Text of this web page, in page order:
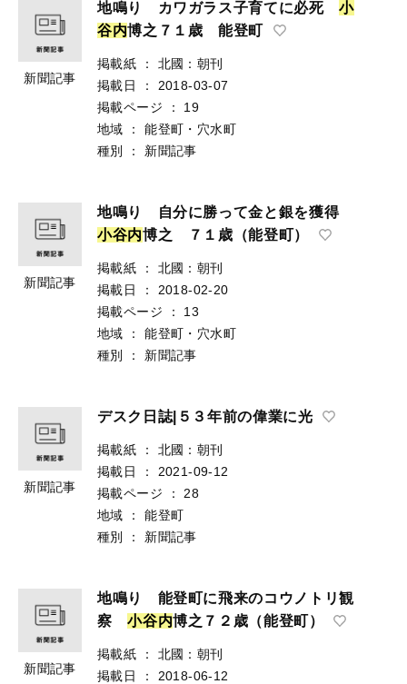
新聞記事
地鳴り カワガラス子育てに必死小
谷内博之７１歳 能登町
掲載紙 ：
北國：朝刊
掲載日
：
2018-03-07
掲載ページ
：
19
地域
：
能登町・穴水町
種別
： 新聞記事
新聞記事
地鳴り 自分に勝って金と銀を獲得
小谷内博之 ７１歳（能登町）
掲載紙 ：
北國：朝刊
掲載日
：
2018-02-20
掲載ページ
：
13
地域
：
能登町・穴水町
種別
： 新聞記事
新聞記事
デスク日誌|５３年前の偉業に光
掲載紙 ：
北國：朝刊
掲載日
：
2021-09-12
掲載ページ
：
28
地域
：
能登町
種別
： 新聞記事
新聞記事
地鳴り 能登町に飛来のコウノトリ観
察小谷内博之７２歳（能登町）
掲載紙 ：
北國：朝刊
掲載日
：
2018-06-12